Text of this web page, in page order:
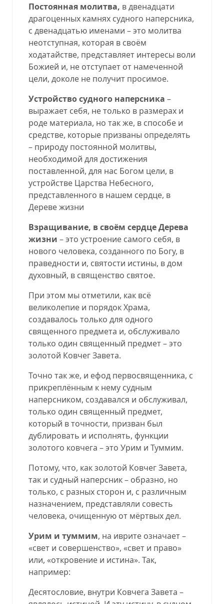
Постоянная молитва, в двенадцати
драгоценных камнях судного наперсника,
с двенадцатью именами – это молитва
неотступная, которая в своём
ходатайстве, представляет интересы воли
Божией и, не отступает от намеченной
цели, доколе не получит просимое.
Устройство судного наперсника –
выражает себя, не только в размерах и
роде материала, но так же, в способе и
средстве, которые призваны определять
– природу постоянной молитвы,
необходимой для достижения
поставленной, для нас Богом цели, в
устройстве Царства Небесного,
представленного в нашем сердце, в
Дереве жизни
Взращивание, в своём сердце Дерева
жизни – это устроение самого себя, в
нового человека, созданного по Богу, в
праведности и, святости истины, в дом
духовный, в священство святое.
При этом мы отметили, как всё
великолепие и порядок Храма,
создавалось только для одного
священного предмета и, обслуживало
только один священный предмет – это
золотой Ковчег Завета.
Точно так же, и ефод первосвященника, с
прикреплённым к нему судным
наперсником, создавался и обслуживал,
только один священный предмет,
который в точности, призван был
дублировать и исполнять, функции
золотого ковчега – это Урим и Туммим.
Потому, что, как золотой Ковчег Завета,
так и судный наперсник – образно, но
только, с разных сторон и, с различным
назначением, представляли совесть
человека, очищенную от мёртвых дел.
Урим и туммим, на иврите означает –
«свет и совершенство», «свет и право»
или, «откровение и истина». Так,
например:
Десятословие, внутри Ковчега Завета –